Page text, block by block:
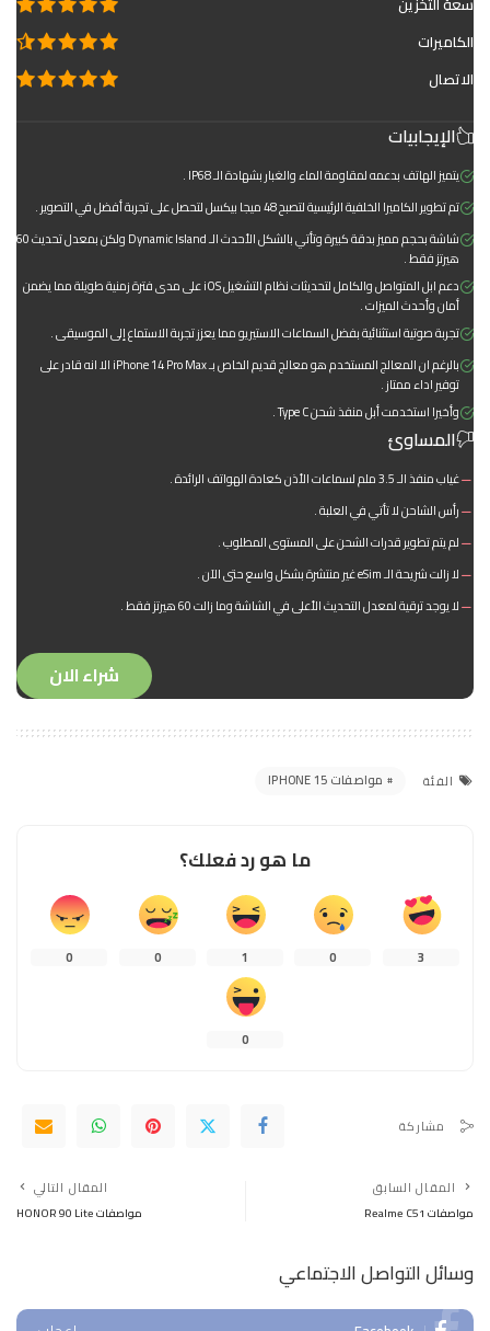
الكاميرات
الاتصال
الإيجابيات
يتميز الهاتف بدعمه لمقاومة الماء والغبار بشهادة الـ IP68 .
تم تطوير الكاميرا الخلفية الرئيسية لتصبح 48 ميجا بيكسل لتحصل على تجربة أفضل في التصوير .
شاشة بحجم مميز بدقة كبيرة وتأتي بالشكل الأحدث الـ Dynamic Island ولكن بمعدل تحديث 60
هيرتز فقط .
دعم ابل المتواصل والكامل لتحديثات نظام التشغيل iOS على مدى فترة زمنية طويلة مما يضمن
أمان وأحدث الميزات .
تجربة صوتية استثنائية بفضل السماعات الاستيريو مما يعزز تجربة الاستماع إلى الموسيقى .
بالرغم ان المعالج المستخدم هو معالج قديم الخاص بـ iPhone 14 Pro Max الا انه قادر على
توفير اداء ممتاز .
وأخيرا استخدمت أبل منفذ شحن Type C .
المساوئ
غياب منفذ الـ 3.5 ملم لسماعات الأذن كعادة الهواتف الرائدة .
رأس الشاحن لا تأتي في العلبة .
لم يتم تطوير قدرات الشحن على المستوى المطلوب .
لا زالت شريحة الـ eSim غير منتشرة بشكل واسع حتى الآن .
لا يوجد ترقية لمعدل التحديث الأعلى في الشاشة وما زالت 60 هيرتز فقط .
شراء الان
الفئة مواصفات IPHONE 15
ما هو رد فعلك؟
3
0
1
0
0
0
مشاركة
المقال السابق
مواصفات Realme C51
المقال التالي
مواصفات HONOR 90 Lite
وسائل التواصل الاجتماعي